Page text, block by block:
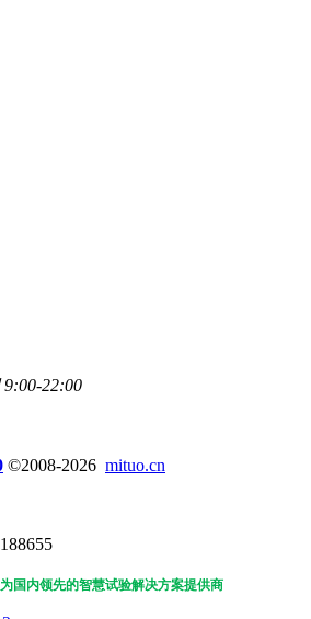
22:00
©2008-2026 mituo.cn
国内领先的智慧试验解决方案提供商